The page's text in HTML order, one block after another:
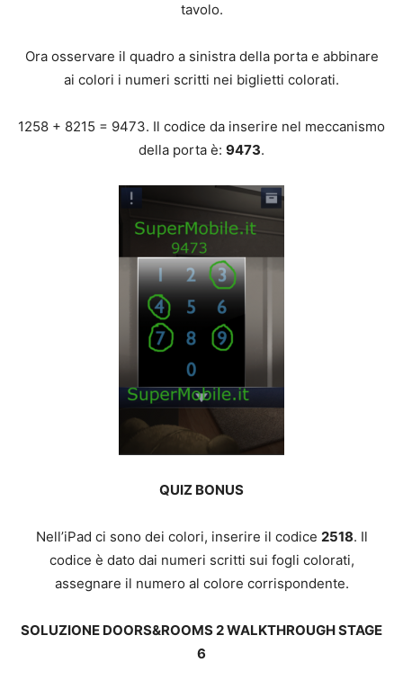
tavolo.
Ora osservare il quadro a sinistra della porta e abbinare
ai colori i numeri scritti nei biglietti colorati.
1258 + 8215 = 9473. Il codice da inserire nel meccanismo
della porta è: 9473.
QUIZ BONUS
Nell’iPad ci sono dei colori, inserire il codice 2518. Il
codice è dato dai numeri scritti sui fogli colorati,
assegnare il numero al colore corrispondente.
SOLUZIONE DOORS&ROOMS 2 WALKTHROUGH STAGE
6